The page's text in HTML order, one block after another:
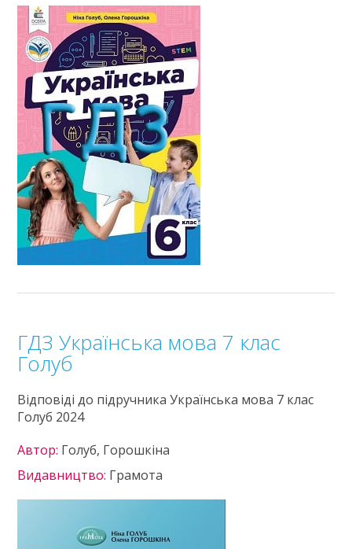
ГДЗ Українська мова 7 клас
Голуб
Відповіді до підручника Українська мова 7 клас
Голуб 2024
Автор: Голуб, Горошкіна
Видавництво: Грамота